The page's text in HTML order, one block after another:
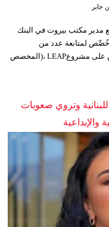
جابر
مدير مكتب بيروت في البنك
خُصِّص لمتابعة عدد من
المشاريع قيد التنفيذ، وجرى التركيز بشكل خاص على مشروعLEAP ،(المخصص
وتروي صعوبات
والإبداعية